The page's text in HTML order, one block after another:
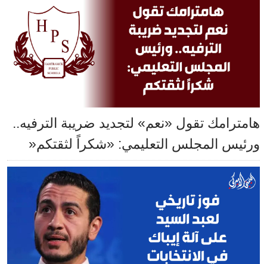
هامترامك تقول «نعم» لتجديد ضريبة الترفيه..
ورئيس المجلس التعليمي: «شكراً لثقتكم«